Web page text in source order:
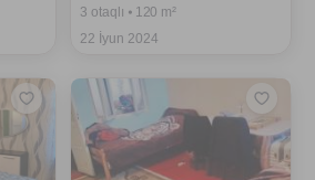
3 otaqlı ⦁ 120 m²
22 İyun 2024